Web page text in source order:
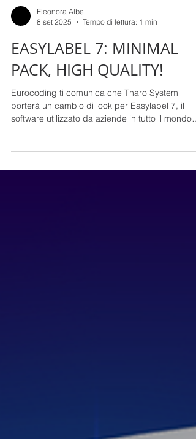
8 set 2025
Tempo di lettura: 1 min
EASYLABEL 7: MINIMAL
PACK, HIGH QUALITY!
Eurocoding ti comunica che Tharo System
per creare e stampare etichette per codici a